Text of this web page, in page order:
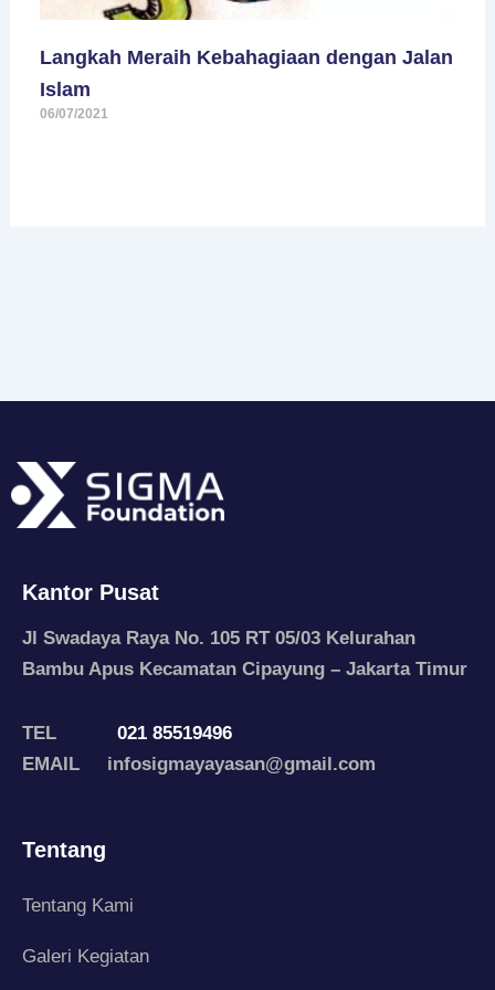
Langkah Meraih Kebahagiaan dengan Jalan
Islam
06/07/2021
Kantor Pusat
Jl Swadaya Raya No. 105 RT 05/03 Kelurahan
Bambu Apus Kecamatan Cipayung – Jakarta Timur
TEL
021 85519496
EMAIL infosigmayayasan@gmail.com
Tentang
Tentang Kami
Galeri Kegiatan